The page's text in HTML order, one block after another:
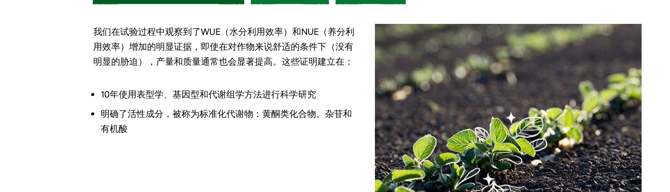
我们在试验过程中观察到了WUE（水分利用效率）和NUE（养分利
用效率）增加的明显证据，即使在对作物来说舒适的条件下（没有
明显的胁迫），产量和质量通常也会显著提高。这些证明建立在：
10年使用表型学、基因型和代谢组学方法进行科学研究
明确了活性成分，被称为标准化代谢物：黄酮类化合物、杂苷和
有机酸